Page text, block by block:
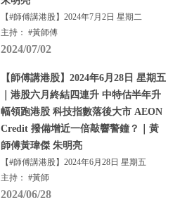
【#師傅講港股】2024年7月2日 星期二
主持： #黃師傅
2024/07/02
【師傅講港股】2024年6月28日 星期五
｜港股六月終結四連升 中特估半年升
幅領跑港股 科技指數落後大市 AEON
Credit 撥備增近一倍敲響警鐘？｜黃
師傅黃瑋傑 朱明亮
【#師傅講港股】2024年6月28日 星期五
主持： #黃師
2024/06/28